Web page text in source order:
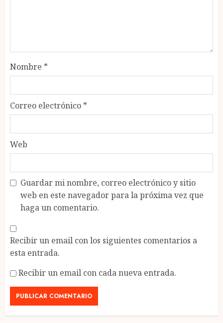
Nombre *
Correo electrónico *
Web
Guardar mi nombre, correo electrónico y sitio
web en este navegador para la próxima vez que
haga un comentario.
Recibir un email con los siguientes comentarios a
esta entrada.
Recibir un email con cada nueva entrada.